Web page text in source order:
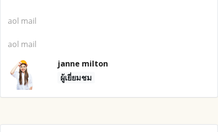
aol mail
aol mail
janne milton
ผู้เยี่ยมชม